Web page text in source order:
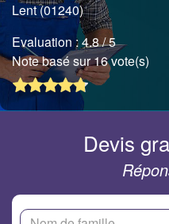
Lent (01240)
Evaluation :4.8/ 5
Note basé sur 16 vote(s)
Devis